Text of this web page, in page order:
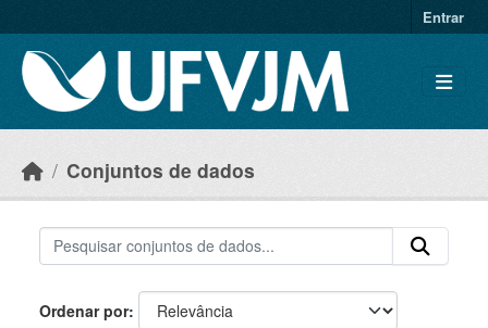
Entrar
Conjuntos de dados
Ordenar por